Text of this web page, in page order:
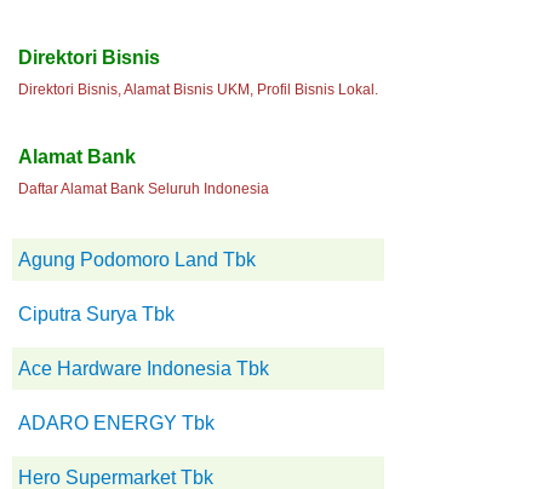
Direktori Bisnis
Direktori Bisnis, Alamat Bisnis UKM, Profil Bisnis Lokal.
Alamat Bank
Daftar Alamat Bank Seluruh Indonesia
Agung Podomoro Land Tbk
Ciputra Surya Tbk
Ace Hardware Indonesia Tbk
ADARO ENERGY Tbk
Hero Supermarket Tbk